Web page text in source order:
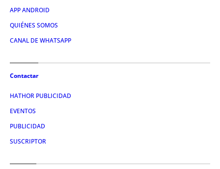
APP ANDROID
QUIÉNES SOMOS
CANAL DE WHATSAPP
Contactar
HATHOR PUBLICIDAD
EVENTOS
PUBLICIDAD
SUSCRIPTOR